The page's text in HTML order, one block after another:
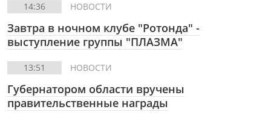
14:36 НОВОСТИ
Завтра в ночном клубе "Ротонда" -
выступление группы "ПЛАЗМА"
13:51 НОВОСТИ
Губернатором области вручены
правительственные награды